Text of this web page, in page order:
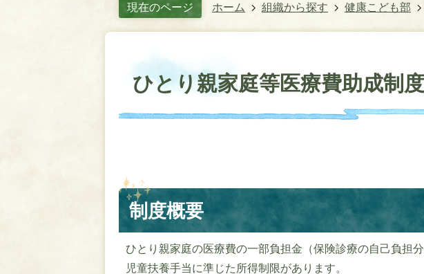
現在のページ ホーム 組織から探す 健康こども部
ひとり親家庭等医療費助成制度
制度概要
ひとり親家庭の医療費の一部負担金（保険診療の自己負担分
児童扶養手当に準じた所得制限があります。